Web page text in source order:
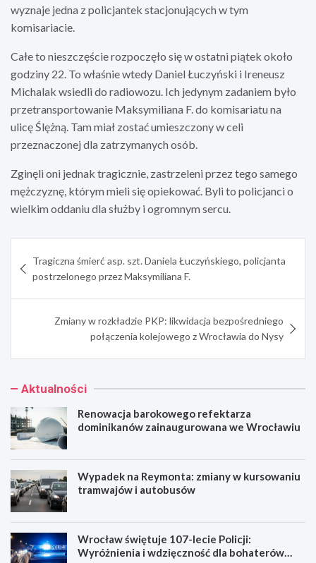
wyznaje jedna z policjantek stacjonujących w tym
komisariacie.
Całe to nieszczęście rozpoczęło się w ostatni piątek około
godziny 22. To właśnie wtedy Daniel Łuczyński i Ireneusz
Michalak wsiedli do radiowozu. Ich jedynym zadaniem było
przetransportowanie Maksymiliana F. do komisariatu na
ulicę Ślężną. Tam miał zostać umieszczony w celi
przeznaczonej dla zatrzymanych osób.
Zginęli oni jednak tragicznie, zastrzeleni przez tego samego
mężczyznę, którym mieli się opiekować. Byli to policjanci o
wielkim oddaniu dla służby i ogromnym sercu.
wpisu
Tragiczna śmierć asp. szt. Daniela Łuczyńskiego, policjanta
postrzelonego przez Maksymiliana F.
Zmiany w rozkładzie PKP: likwidacja bezpośredniego
połączenia kolejowego z Wrocławia do Nysy
Aktualności
Renowacja barokowego refektarza
dominikanów zainaugurowana we Wrocławiu
Wypadek na Reymonta: zmiany w kursowaniu
tramwajów i autobusów
Wrocław świętuje 107-lecie Policji:
Wyróżnienia i wdzięczność dla bohaterów